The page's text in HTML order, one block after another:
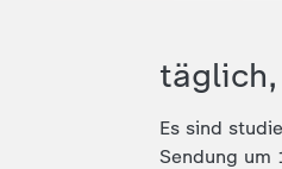
Es sind
Sendung um